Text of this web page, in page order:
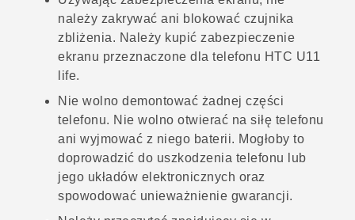
należy zakrywać ani blokować czujnika
zbliżenia. Należy kupić zabezpieczenie
ekranu przeznaczone dla telefonu HTC U11
life.
Nie wolno demontować żadnej części
telefonu. Nie wolno otwierać na siłę telefonu
ani wyjmować z niego baterii. Mogłoby to
doprowadzić do uszkodzenia telefonu lub
jego układów elektronicznych oraz
spowodować unieważnienie gwarancji.